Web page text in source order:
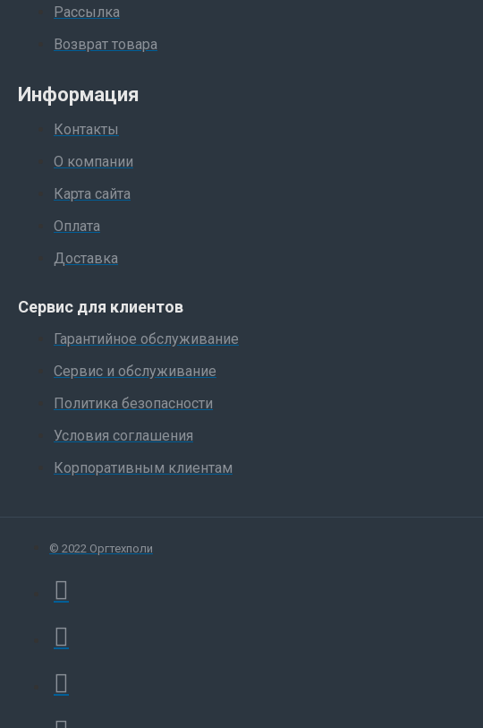
Рассылка
Возврат товара
Информация
Контакты
О компании
Карта сайта
Оплата
Доставка
Сервис для клиентов
Гарантийное обслуживание
Сервис и обслуживание
Политика безопасности
Условия соглашения
Корпоративным клиентам
© 2022 Оргтехполи